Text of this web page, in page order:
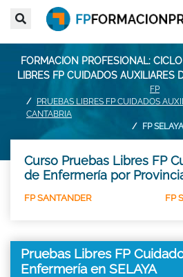
FORMACION PROFESIONAL:
LIBRES FP CUIDADOS AUXILIARES
FP
PRUEBAS LIBRES FP CUIDADOS
CANTABRIA
FP SELAYA
Curso Pruebas Libres FP
de Enfermería por
FP SANTANDER FP
Pruebas Libres FP
Enfermería en SELAYA